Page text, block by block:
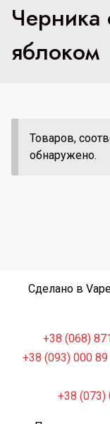
яблоком
Товаров,
обнаружено.
Сделано в
+38 (068)
+38 (093) 000 89
+38 (073)